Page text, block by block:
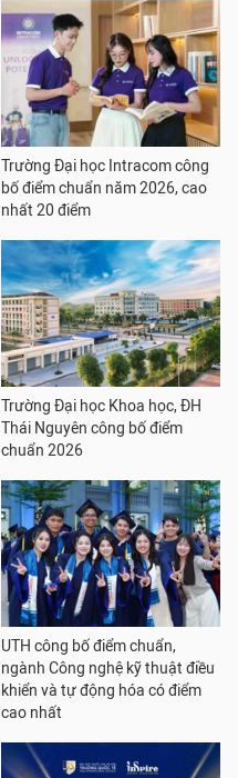
Trường Đại học Intracom công
bố điểm chuẩn năm 2026, cao
nhất 20 điểm
Trường Đại học Khoa học, ĐH
Thái Nguyên công bố điểm
chuẩn 2026
UTH công bố điểm chuẩn,
ngành Công nghệ kỹ thuật điều
khiển và tự động hóa có điểm
cao nhất